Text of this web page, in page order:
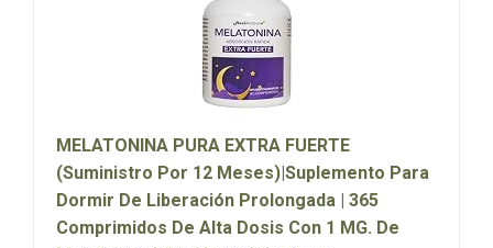
MELATONINA PURA EXTRA FUERTE
(Suministro Por 12 Meses)|Suplemento Para
Dormir De Liberación Prolongada | 365
Comprimidos De Alta Dosis Con 1 MG. De